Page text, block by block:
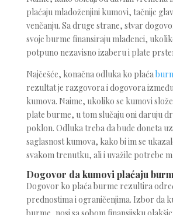
plaćaju mladoženjini kumovi, tačnije
venčanju. Sa druge strane, stvar
svoje burme finansiraju mladenci,
potpuno nezavisno izaberu i plate
Najčešće, konačna odluka ko plaća
rezultat je razgovora i dogovora
kumova. Naime, ukoliko se kumovi
plate burme, u tom slučaju oni daruju
poklon. Odluka treba da bude doneta
saglasnost kumova, kako bi im se
svakom trenutku, ali i uvažile potrebe
Dogovor da kumovi plaćaju
Dogovor ko plaća burme rezultira
prednostima i ograničenjima. Izbor da